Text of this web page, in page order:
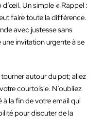
Un simple « Rappel :
faire toute la différence.
avec justesse sans
invitation urgente à se
autour du pot; allez
courtoisie. N’oubliez
à la fin de votre email qui
pour discuter de la